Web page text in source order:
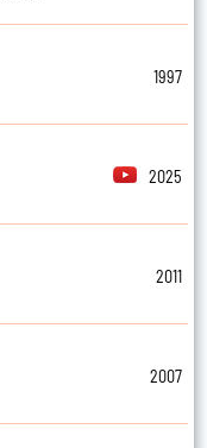
1997
2025
2011
2007